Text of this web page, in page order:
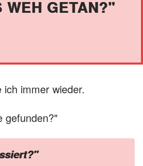
WEH GETAN?"
immer wieder.
gefunden?"